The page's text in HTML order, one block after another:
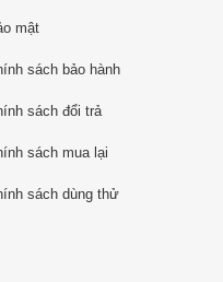
mật
sách bảo hành
sách đổi trả
sách mua lại
sách dùng thử